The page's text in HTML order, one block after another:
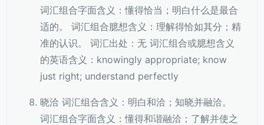
词汇组合字面含义：懂得恰当；明白什么是最合
适的。 词汇组合臆想含义：理解得恰如其分；精
准的认识。 词汇出处：无 词汇组合或臆想含义
的英语含义：knowingly appropriate; know
just right; understand perfectly
晓洽 词汇组合含义：明白和洽；知晓并融洽。
词汇组合字面含义：懂得和谐融洽；了解并使之